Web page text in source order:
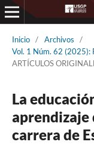
Inicio / Archivos
/
Vol. 1 Núm. 62 (2025):
ARTÍCULOS
La
aprendizaje
carrera de